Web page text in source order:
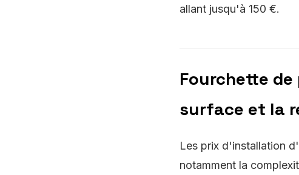
allant jusqu'à 150 €.
Fourchette
surface et la
Les prix d'installation
notamment la